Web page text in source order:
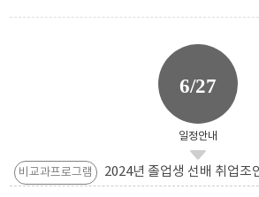
6/27
일정안내
비교과프로그램 2024년 졸업생 선배 취업조